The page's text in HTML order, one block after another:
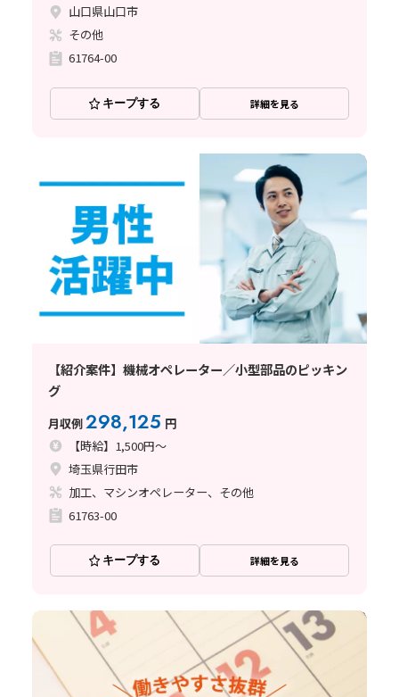
山口県山口市
その他
61764-00
キープする 詳細を見る
【紹介案件】機械オペレーター／小型部品のピッキン
グ
月収例298,125 円
【時給】1,500円～
埼玉県行田市
加工、マシンオペレーター、その他
61763-00
キープする 詳細を見る